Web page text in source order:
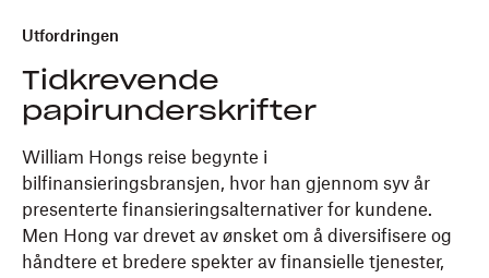
Utfordringen
Tidkrevende
papirunderskrifter
William Hongs reise begynte i
bilfinansieringsbransjen, hvor han gjennom syv år
presenterte finansieringsalternativer for kundene.
Men Hong var drevet av ønsket om å diversifisere og
håndtere et bredere spekter av finansielle tjenester,